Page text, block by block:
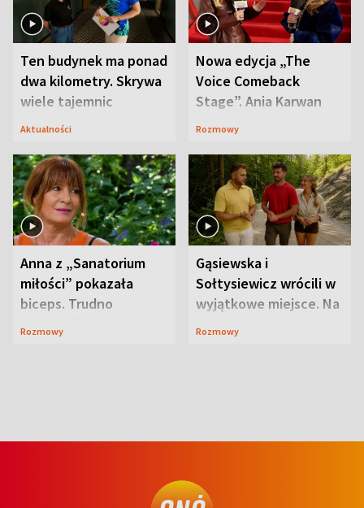
Ten budynek ma ponad
dwa kilometry. Skrywa
wiele tajemnic
Aktualności
Nowa edycja „The
Voice Comeback
Stage”. Ania Karwan
zapowiada
Rozmowy
Anna z „Sanatorium
miłości” pokazała
biceps. Trudno
uwierzyć, co przeszła
Rozmowy
Gąsiewska i
Sołtysiewicz wrócili w
wyjątkowe miejsce. Na
szlaku czekał
Rozmowy